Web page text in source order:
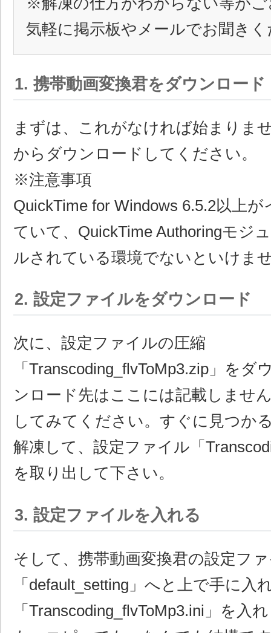
気軽に掲示板やメールでお聞き
1. 携帯動画変換君をダウンロード
まずは、これがなければ始まりま
からダウンロードしてください。
※注意事項
QuickTime for Windows 6.5.2以上
ていて、QuickTime Authoringモジ
ルされている環境でないといけま
2. 設定ファイルをダウンロード
次に、設定ファイルの圧縮
「Transcoding_flvToMp3.zip」をダ
ンロード先はここには記載しませ
してみてください。すぐに見つか
解凍して、設定ファイル「
を取り出して下さい。
3. 設定ファイルを入れる
そして、携帯動画変換君の設定フ
「default_setting」へと上で手に入
「Transcoding_flvToMp3.ini」を入